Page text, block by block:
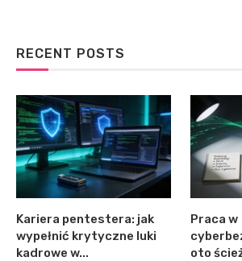
RECENT POSTS
Kariera pentestera: jak
wypełnić krytyczne luki
kadrowe w...
Praca w
oto